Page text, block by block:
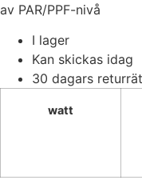
av PAR/PPF-nivå
I lager
Kan skickas idag
30 dagars
watt